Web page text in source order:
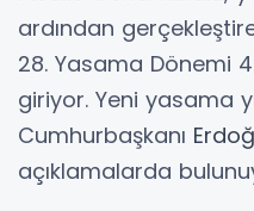
ardından
28. Yasama Dönemi
giriyor. Yeni yasama
Cumhurbaşkanı
açıklamalarda